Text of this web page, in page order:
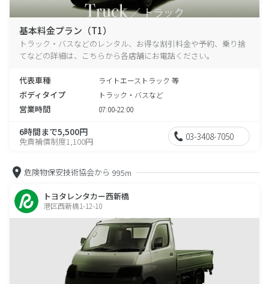
基本料金プラン（T1）
トラック・バスなどのレンタル、お得な割引料金や予約、乗り捨
てなどの詳細は、こちらから各店舗にお電話ください。
代表車種 ライトエーストラック 等
ボディタイプ トラック・バスなど
営業時間 07:00-22:00
6時間まで5,500円
免責補償制度1,100円 03-3408-7050
危険物保安技術協会から 995m
トヨタレンタカー西新橋
港区西新橋1-12-10